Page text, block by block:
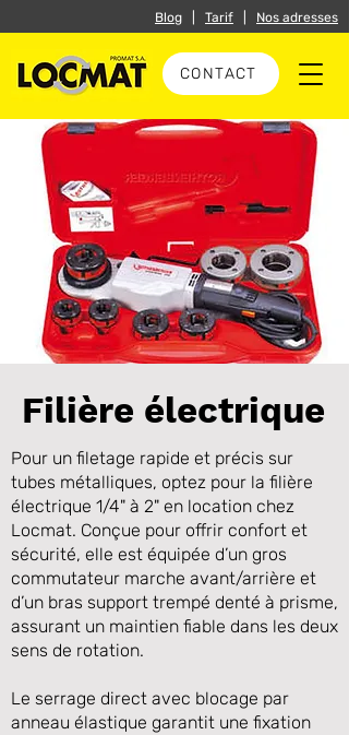
CONTACT
Blog Tarif Nos adresses
Filière électrique
Pour un filetage rapide et précis sur
tubes métalliques, optez pour la filière
électrique 1/4" à 2" en location chez
Locmat. Conçue pour offrir confort et
sécurité, elle est équipée d’un gros
commutateur marche avant/arrière et
d’un bras support trempé denté à prisme,
assurant un maintien fiable dans les deux
sens de rotation.
Le serrage direct avec blocage par
anneau élastique garantit une fixation